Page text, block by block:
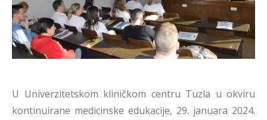
U Univerzitetskom kliničkom centru Tuzla u okviru
kontinuirane medicinske edukacije, 29. januara 2024.